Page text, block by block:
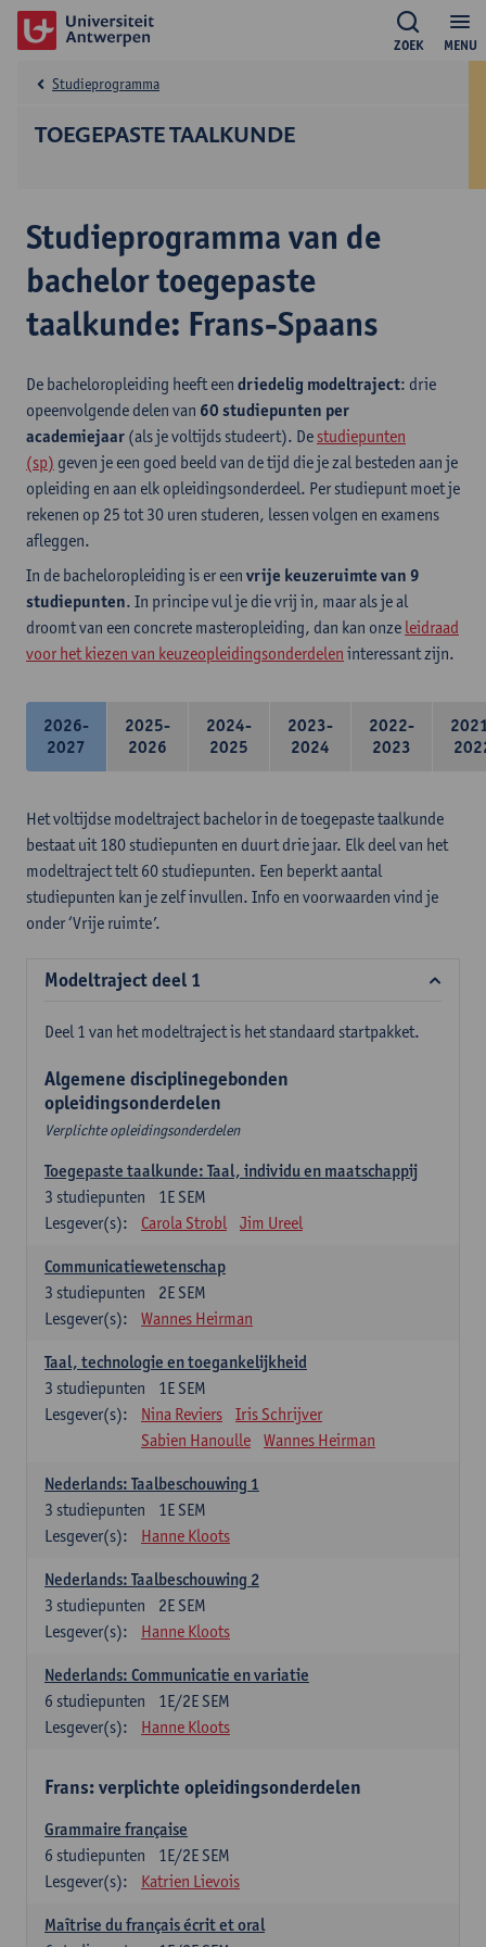
MENU
ZOEK
TOEGEPASTE TAALKUNDE
Studieprogramma
Studieprogramma van de
bachelor toegepaste
taalkunde: Frans-Spaans
De bacheloropleiding heeft een driedelig modeltraject: drie
opeenvolgende delen van 60 studiepunten per
academiejaar (als je voltijds studeert). De studiepunten
(sp) geven je een goed beeld van de tijd die je zal besteden aan je
opleiding en aan elk opleidingsonderdeel. Per studiepunt moet je
rekenen op 25 tot 30 uren studeren, lessen volgen en examens
afleggen.
In de bacheloropleiding is er een vrije keuzeruimte van 9
studiepunten. In principe vul je die vrij in, maar als je al
droomt van een concrete masteropleiding, dan kan onze leidraad
voor het kiezen van keuzeopleidingsonderdelen interessant zijn.
2026-
2027
2025-
2026
2024-
2025
2023-
2024
2022-
2023
Het voltijdse modeltraject bachelor in de toegepaste taalkunde
bestaat uit 180 studiepunten en duurt drie jaar. Elk deel van het
modeltraject telt 60 studiepunten. Een beperkt aantal
studiepunten kan je zelf invullen. Info en voorwaarden vind je
onder ‘Vrije ruimte’.
Modeltraject deel 1
Deel 1 van het modeltraject is het standaard startpakket.
Algemene disciplinegebonden
opleidingsonderdelen
Verplichte opleidingsonderdelen
Toegepaste taalkunde: Taal, individu en maatschappij
1E SEM
3 studiepunten
Lesgever(s):
Carola Strobl Jim Ureel
Communicatiewetenschap
2E SEM
3 studiepunten
Lesgever(s):
Wannes Heirman
Taal, technologie en toegankelijkheid
1E SEM
3 studiepunten
Lesgever(s):
Nina Reviers
Iris Schrijver
Sabien Hanoulle
Wannes Heirman
Nederlands: Taalbeschouwing 1
1E SEM
3 studiepunten
Lesgever(s):
Hanne Kloots
Nederlands: Taalbeschouwing 2
2E SEM
3 studiepunten
Lesgever(s):
Hanne Kloots
Nederlands: Communicatie en variatie
1E/2E SEM
6 studiepunten
Lesgever(s):
Hanne Kloots
Frans: verplichte opleidingsonderdelen
Grammaire française
1E/2E SEM
6 studiepunten
Lesgever(s):
Katrien Lievois
Maîtrise du français écrit et oral